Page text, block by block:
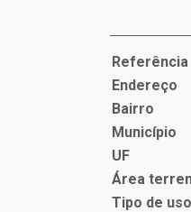
Referência
Endereço
Bairro
Município
UF
Área
Tipo de uso